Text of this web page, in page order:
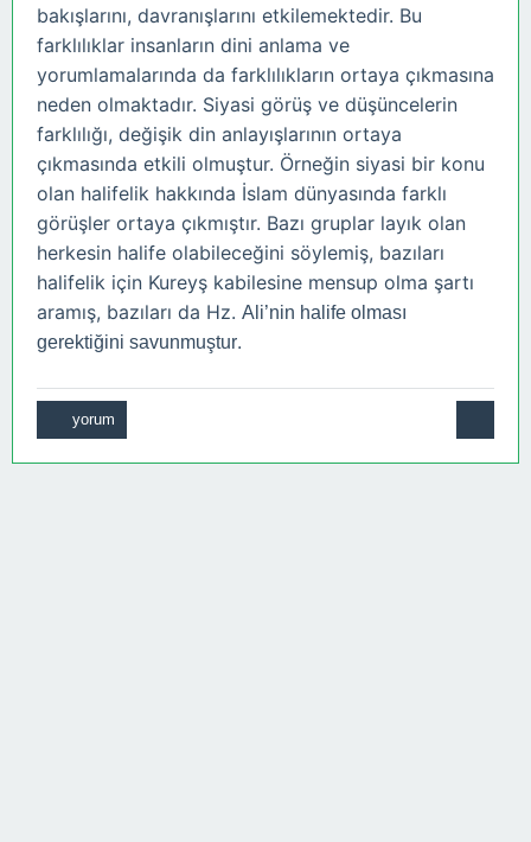
bakışlarını, davranışlarını etkilemektedir. Bu
farklılıklar insanların dini anlama ve
yorumlamalarında da farklılıkların ortaya çıkmasına
neden olmaktadır. Siyasi görüş ve düşüncelerin
farklılığı, değişik din anlayışlarının ortaya
çıkmasında etkili olmuştur. Örneğin siyasi bir konu
olan halifelik hakkında İslam dünyasında farklı
görüşler ortaya çıkmıştır. Bazı gruplar layık olan
herkesin halife olabileceğini söylemiş, bazıları
halifelik için Kureyş kabilesine mensup olma şartı
aramış, bazıları da Hz. Ali’nin halife olması
gerektiğini savunmuştur.